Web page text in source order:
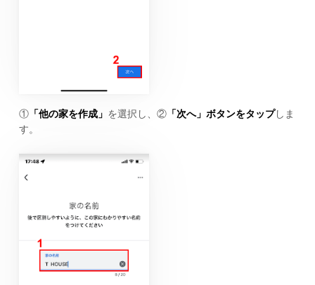
①「他の家を作成」 を選択し、②「次へ」ボタンをタップしま
す。